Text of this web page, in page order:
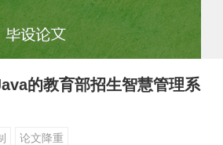
的教育部招生智慧管理系
论文降重